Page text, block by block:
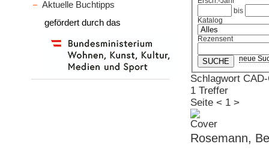
bis
Katalog
Rezensent
neue
Schlagwort
1 Treffer
Seite < 1 >
Rosemann,
Aktuelle Buchtipps
gefördert durch das